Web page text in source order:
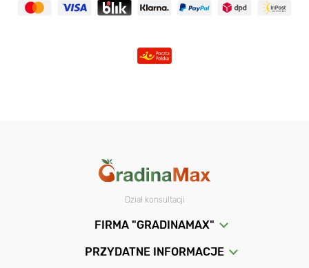
Dział konsultacji
FIRMA "GRADINAMAX"
PRZYDATNE INFORMACJE